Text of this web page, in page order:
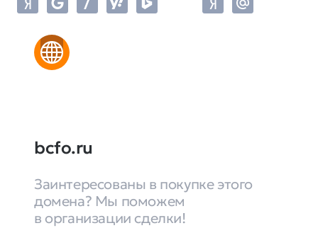
bcfo.ru
Заинтересованы в покупке этого
домена? Мы поможем
в организации сделки!